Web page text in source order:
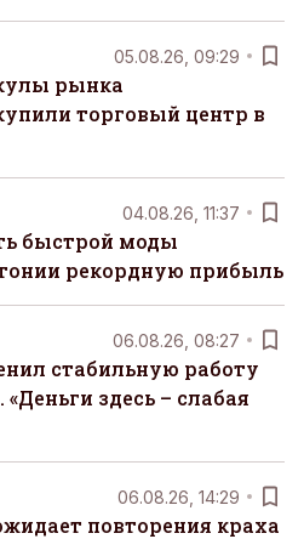
05.08.26, 09:29
рынка
торговый центр в
04.08.26, 11:37
быстрой моды
рекордную прибыль
06.08.26, 08:27
стабильную работу
здесь – слабая
06.08.26, 14:29
повторения краха